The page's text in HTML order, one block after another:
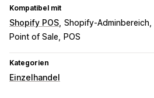
Kompatibel mit
Shopify POS Shopify-Adminbereich
Point of Sale
POS
Kategorien
Einzelhandel